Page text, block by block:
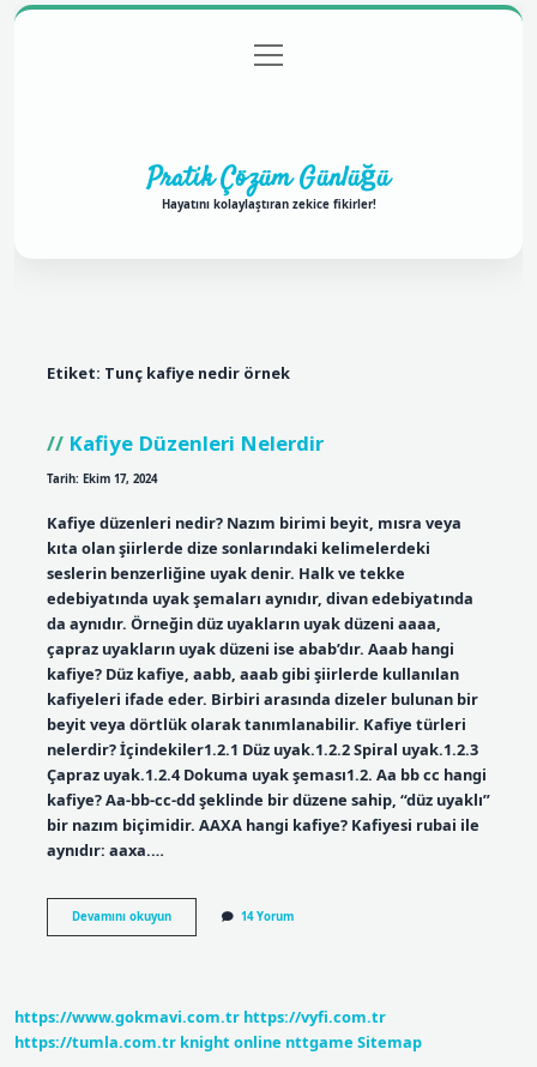
Gizlilik Politikası
menüyü
aç
Pratik Çözüm Günlüğü
Hayatını kolaylaştıran zekice fikirler!
Etiket: Tunç kafiye nedir örnek
Kafiye Düzenleri Nelerdir
Tarih: Ekim 17, 2024
Kafiye düzenleri nedir? Nazım birimi beyit, mısra veya
kıta olan şiirlerde dize sonlarındaki kelimelerdeki
seslerin benzerliğine uyak denir. Halk ve tekke
edebiyatında uyak şemaları aynıdır, divan edebiyatında
da aynıdır. Örneğin düz uyakların uyak düzeni aaaa,
çapraz uyakların uyak düzeni ise abab’dır. Aaab hangi
kafiye? Düz kafiye, aabb, aaab gibi şiirlerde kullanılan
kafiyeleri ifade eder. Birbiri arasında dizeler bulunan bir
beyit veya dörtlük olarak tanımlanabilir. Kafiye türleri
nelerdir? İçindekiler1.2.1 Düz uyak.1.2.2 Spiral uyak.1.2.3
Çapraz uyak.1.2.4 Dokuma uyak şeması1.2. Aa bb cc hangi
kafiye? Aa-bb-cc-dd şeklinde bir düzene sahip, “düz uyaklı”
bir nazım biçimidir. AAXA hangi kafiye? Kafiyesi rubai ile
aynıdır: aaxa.…
Devamını okuyunKafiye
Düzenleri
14 Yorum
https://www.gokmavi.com.tr https://vyfi.com.tr
https://tumla.com.tr knight online nttgame Sitemap